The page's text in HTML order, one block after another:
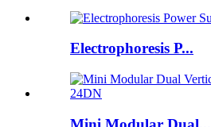
Electrophoresis P...